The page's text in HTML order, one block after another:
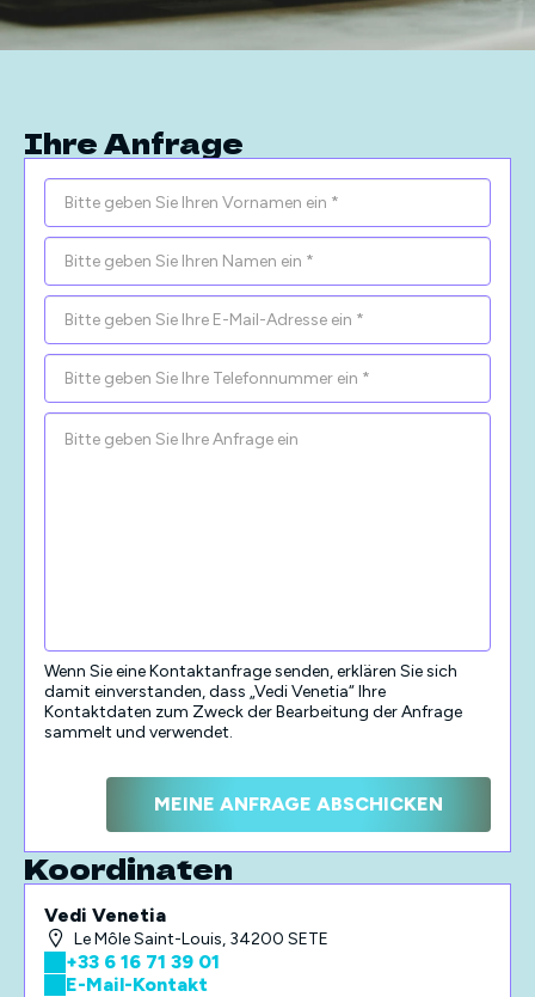
Ihre Anfrage
Wenn Sie eine Kontaktanfrage senden, erklären Sie sich
damit einverstanden, dass „Vedi Venetia“ Ihre
Kontaktdaten zum Zweck der Bearbeitung der Anfrage
sammelt und verwendet.
Koordinaten
Vedi Venetia
Le Môle Saint-Louis, 34200 SETE
+33 6 16 71 39 01
E-Mail-Kontakt